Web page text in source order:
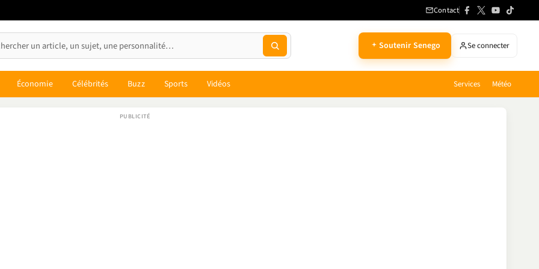
Contact
Soutenir Senego Se connecter
Économie Célébrités Buzz Sports Vidéos Services Météo